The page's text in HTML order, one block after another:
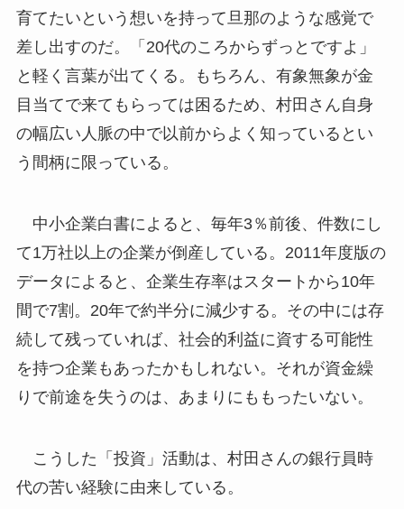
育てたいという想いを持って旦那のような感覚で
差し出すのだ。「20代のころからずっとですよ」
と軽く言葉が出てくる。もちろん、有象無象が金
目当てで来てもらっては困るため、村田さん自身
の幅広い人脈の中で以前からよく知っているとい
う間柄に限っている。
中小企業白書によると、毎年3％前後、件数にし
て1万社以上の企業が倒産している。2011年度版の
データによると、企業生存率はスタートから10年
間で7割。20年で約半分に減少する。その中には存
続して残っていれば、社会的利益に資する可能性
を持つ企業もあったかもしれない。それが資金繰
りで前途を失うのは、あまりにももったいない。
こうした「投資」活動は、村田さんの銀行員時
代の苦い経験に由来している。